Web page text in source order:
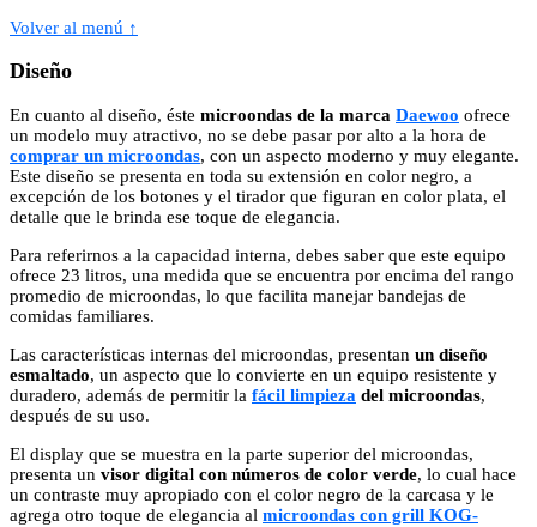
Volver al menú ↑
Diseño
En cuanto al diseño, éste microondas de la marca Daewoo ofrece
un modelo muy atractivo, no se debe pasar por alto a la hora de
comprar un microondas, con un aspecto moderno y muy elegante.
Este diseño se presenta en toda su extensión en color negro, a
excepción de los botones y el tirador que figuran en color plata, el
detalle que le brinda ese toque de elegancia.
Para referirnos a la capacidad interna, debes saber que este equipo
ofrece 23 litros, una medida que se encuentra por encima del rango
promedio de microondas, lo que facilita manejar bandejas de
comidas familiares.
Las características internas del microondas, presentan un diseño
esmaltado, un aspecto que lo convierte en un equipo resistente y
duradero, además de permitir la fácil limpieza del microondas,
después de su uso.
El display que se muestra en la parte superior del microondas,
presenta un visor digital con números de color verde, lo cual hace
un contraste muy apropiado con el color negro de la carcasa y le
agrega otro toque de elegancia al microondas con grill KOG-